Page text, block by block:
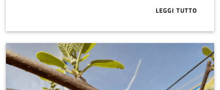
LEGGI TUTTO
ABOUT DA